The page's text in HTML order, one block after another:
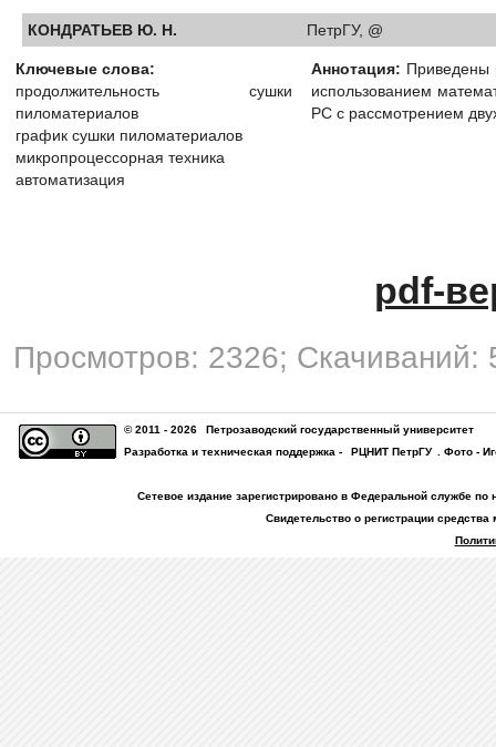
КОНДРАТЬЕВ Ю. Н. ПетрГУ, @
Ключевые слова:
продолжительность сушки
пиломатериалов
график сушки пиломатериалов
микропроцессорная техника
автоматизация
Аннотация: Приведены
использованием
РС с рассмотрением
pdf-
Просмотров: 2326; Скачиваний:
© 2011 - 2026
Петрозаводский государственный университет
Разработка и техническая поддержка -
РЦНИТ ПетрГУ . Фото -
Сетевое издание зарегистрировано в Федеральной службе
Свидетельство о регистрации